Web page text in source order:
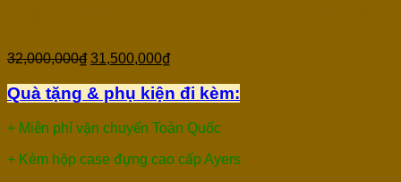
32,000,000₫ 31,500,000₫
Quà tặng & phụ kiện đi kèm:
+ Miễn phí vận chuyển Toàn Quốc
+ Kèm hộp case đựng cao cấp Ayers